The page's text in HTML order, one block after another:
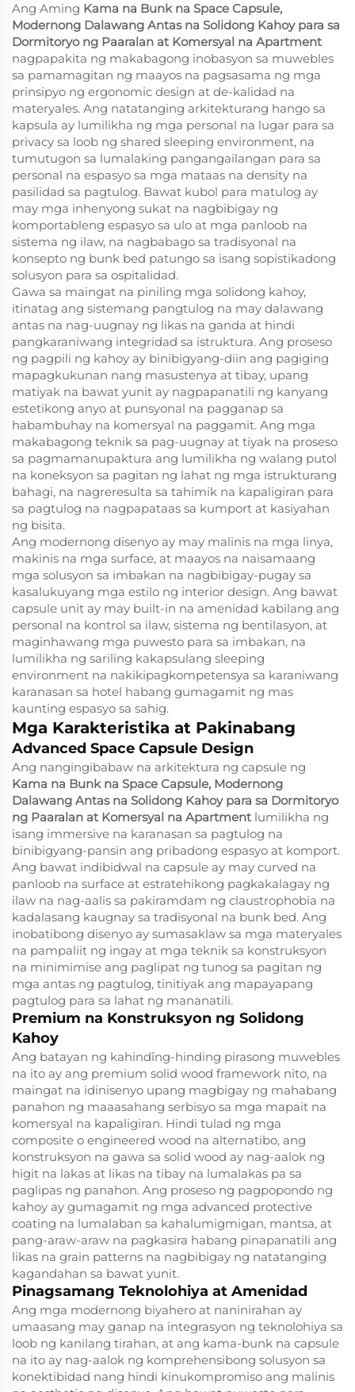
Ang Aming Kama na Bunk na Space Capsule,
Modernong Dalawang Antas na Solidong Kahoy para sa
Dormitoryo ng Paaralan at Komersyal na Apartment
nagpapakita ng makabagong inobasyon sa muwebles
sa pamamagitan ng maayos na pagsasama ng mga
prinsipyo ng ergonomic design at de-kalidad na
materyales. Ang natatanging arkitekturang hango sa
kapsula ay lumilikha ng mga personal na lugar para sa
privacy sa loob ng shared sleeping environment, na
tumutugon sa lumalaking pangangailangan para sa
personal na espasyo sa mga mataas na density na
pasilidad sa pagtulog. Bawat kubol para matulog ay
may mga inhenyong sukat na nagbibigay ng
komportableng espasyo sa ulo at mga panloob na
sistema ng ilaw, na nagbabago sa tradisyonal na
konsepto ng bunk bed patungo sa isang sopistikadong
solusyon para sa ospitalidad.
Gawa sa maingat na piniling mga solidong kahoy,
itinatag ang sistemang pangtulog na may dalawang
antas na nag-uugnay ng likas na ganda at hindi
pangkaraniwang integridad sa istruktura. Ang proseso
ng pagpili ng kahoy ay binibigyang-diin ang pagiging
mapagkukunan nang masustenya at tibay, upang
matiyak na bawat yunit ay nagpapanatili ng kanyang
estetikong anyo at punsyonal na pagganap sa
habambuhay na komersyal na paggamit. Ang mga
makabagong teknik sa pag-uugnay at tiyak na proseso
sa pagmamanupaktura ang lumilikha ng walang putol
na koneksyon sa pagitan ng lahat ng mga istrukturang
bahagi, na nagreresulta sa tahimik na kapaligiran para
sa pagtulog na nagpapataas sa kumport at kasiyahan
ng bisita.
Ang modernong disenyo ay may malinis na mga linya,
makinis na mga surface, at maayos na naisamaang
mga solusyon sa imbakan na nagbibigay-pugay sa
kasalukuyang mga estilo ng interior design. Ang bawat
capsule unit ay may built-in na amenidad kabilang ang
personal na kontrol sa ilaw, sistema ng bentilasyon, at
maginhawang mga puwesto para sa imbakan, na
lumilikha ng sariling kakapsulang sleeping
environment na nakikipagkompetensya sa karaniwang
karanasan sa hotel habang gumagamit ng mas
kaunting espasyo sa sahig.
Mga Karakteristika at Pakinabang
Advanced Space Capsule Design
Ang nangingibabaw na arkitektura ng capsule ng
Kama na Bunk na Space Capsule, Modernong
Dalawang Antas na Solidong Kahoy para sa Dormitoryo
ng Paaralan at Komersyal na Apartment lumilikha ng
isang immersive na karanasan sa pagtulog na
binibigyang-pansin ang pribadong espasyo at komport.
Ang bawat indibidwal na capsule ay may curved na
panloob na surface at estratehikong pagkakalagay ng
ilaw na nag-aalis sa pakiramdam ng claustrophobia na
kadalasang kaugnay sa tradisyonal na bunk bed. Ang
inobatibong disenyo ay sumasaklaw sa mga materyales
na pampaliit ng ingay at mga teknik sa konstruksyon
na minimimise ang paglipat ng tunog sa pagitan ng
mga antas ng pagtulog, tinitiyak ang mapayapang
pagtulog para sa lahat ng mananatili.
Premium na Konstruksyon ng Solidong
Kahoy
Ang batayan ng kahindîng-hinding pirasong muwebles
na ito ay ang premium solid wood framework nito, na
maingat na idinisenyo upang magbigay ng mahabang
panahon ng maaasahang serbisyo sa mga mapait na
komersyal na kapaligiran. Hindi tulad ng mga
composite o engineered wood na alternatibo, ang
konstruksyon na gawa sa solid wood ay nag-aalok ng
higit na lakas at likas na tibay na lumalakas pa sa
paglipas ng panahon. Ang proseso ng pagpopondo ng
kahoy ay gumagamit ng mga advanced protective
coating na lumalaban sa kahalumigmigan, mantsa, at
pang-araw-araw na pagkasira habang pinapanatili ang
likas na grain patterns na nagbibigay ng natatanging
kagandahan sa bawat yunit.
Pinagsamang Teknolohiya at Amenidad
Ang mga modernong biyahero at naninirahan ay
umaasang may ganap na integrasyon ng teknolohiya sa
loob ng kanilang tirahan, at ang kama-bunk na capsule
na ito ay nag-aalok ng komprehensibong solusyon sa
konektibidad nang hindi kinukompromiso ang malinis